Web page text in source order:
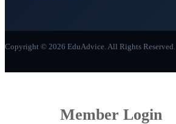
Copyright © 2026 EduAdvice. All Rights Reserved.
Member Login